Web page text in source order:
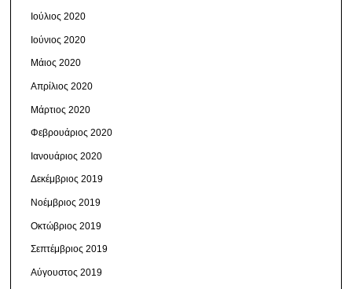
Ιούλιος 2020
Ιούνιος 2020
Μάιος 2020
Απρίλιος 2020
Μάρτιος 2020
Φεβρουάριος 2020
Ιανουάριος 2020
Δεκέμβριος 2019
Νοέμβριος 2019
Οκτώβριος 2019
Σεπτέμβριος 2019
Αύγουστος 2019